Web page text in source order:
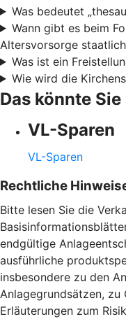
Was bedeutet
Wann gibt es beim
Altersvorsorge
Was ist ein
Wie wird die
Das könnte
VL-Sparen
VL-Sparen
Rechtliche
Bitte lesen Sie die
endgültige
ausführliche
insbesondere zu den
Anlagegrundsätzen, zu
Erläuterungen zum